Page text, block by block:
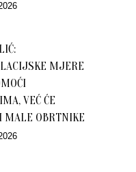
MJERE
VEĆ ĆE
MALE OBRTNIKE